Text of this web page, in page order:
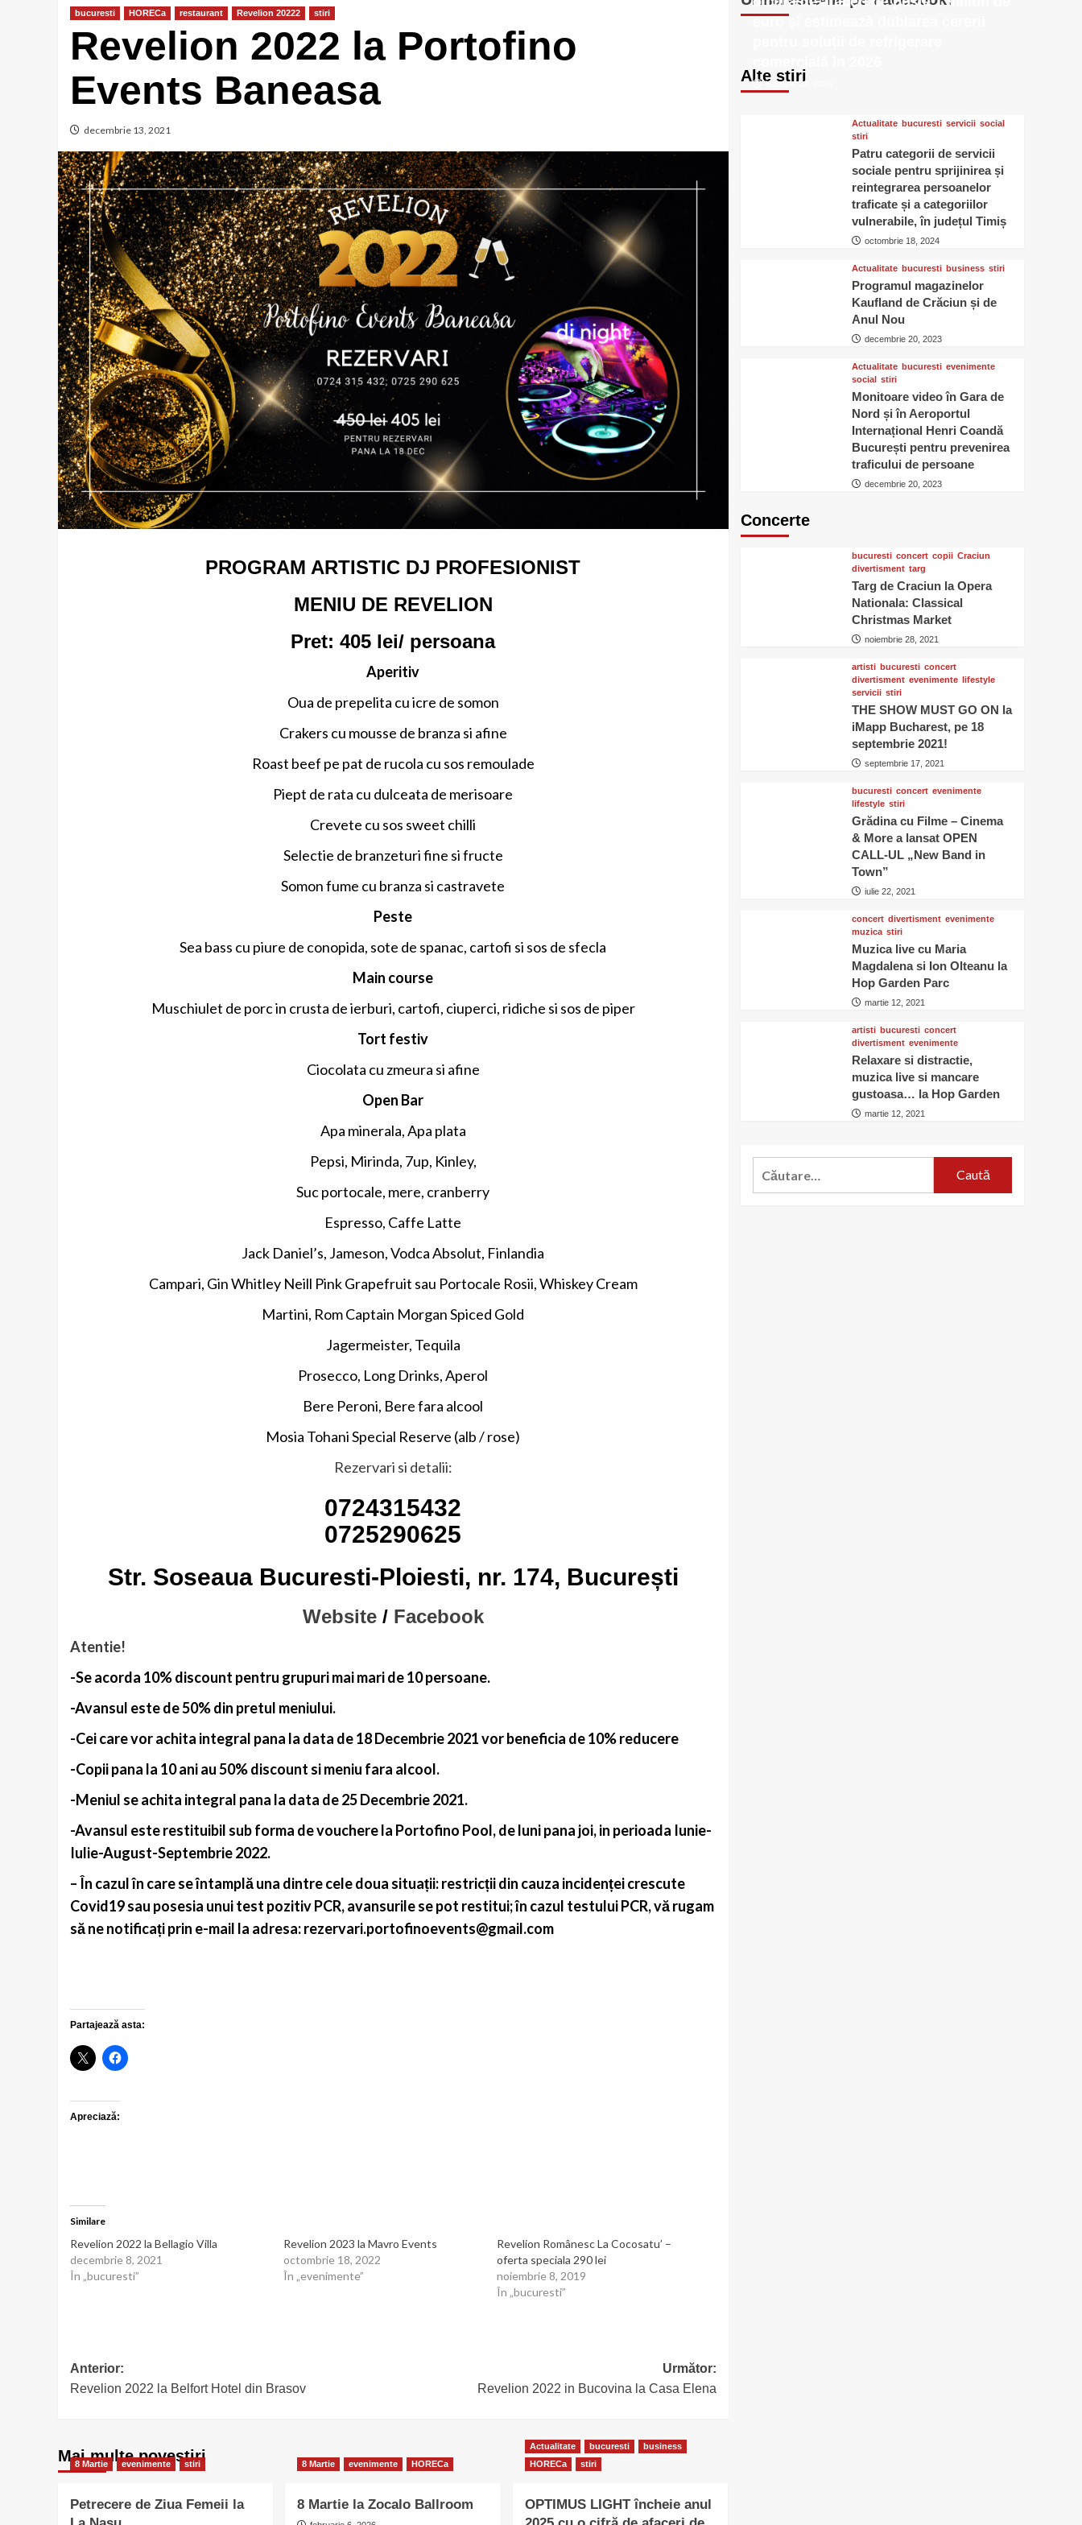
bucuresti HORECa restaurant Revelion 20222 stiri
Revelion 2022 la Portofino
Events Baneasa
decembrie 13, 2021
PROGRAM ARTISTIC DJ PROFESIONIST
MENIU DE REVELION
Pret: 405 lei/ persoana
Aperitiv
Oua de prepelita cu icre de somon
Crakers cu mousse de branza si afine
Roast beef pe pat de rucola cu sos remoulade
Piept de rata cu dulceata de merisoare
Crevete cu sos sweet chilli
Selectie de branzeturi fine si fructe
Somon fume cu branza si castravete
Peste
Sea bass cu piure de conopida, sote de spanac, cartofi si sos de sfecla
Main course
Muschiulet de porc in crusta de ierburi, cartofi, ciuperci, ridiche si sos de piper
Tort festiv
Ciocolata cu zmeura si afine
Open Bar
Apa minerala, Apa plata
Pepsi, Mirinda, 7up, Kinley,
Suc portocale, mere, cranberry
Espresso, Caffe Latte
Jack Daniel’s, Jameson, Vodca Absolut, Finlandia
Campari, Gin Whitley Neill Pink Grapefruit sau Portocale Rosii, Whiskey Cream
Martini, Rom Captain Morgan Spiced Gold
Jagermeister, Tequila
Prosecco, Long Drinks, Aperol
Bere Peroni, Bere fara alcool
Mosia Tohani Special Reserve (alb / rose)
Rezervari si detalii:
0724315432
0725290625
Str. Soseaua Bucuresti-Ploiesti, nr. 174, București
Website/ Facebook
Atentie!
-Se acorda 10% discount pentru grupuri mai mari de 10 persoane.
-Avansul este de 50% din pretul meniului.
-Cei care vor achita integral pana la data de 18 Decembrie 2021 vor beneficia de 10% reducere
-Copii pana la 10 ani au 50% discount si meniu fara alcool.
-Meniul se achita integral pana la data de 25 Decembrie 2021.
-Avansul este restituibil sub forma de vouchere la Portofino Pool, de luni pana joi, in perioada Iunie-
Iulie-August-Septembrie 2022.
– În cazul în care se întamplă una dintre cele doua situații: restricții din cauza incidenței crescute
Covid19 sau posesia unui test pozitiv PCR, avansurile se pot restitui; în cazul testului PCR, vă rugam
să ne notificați prin e-mail la adresa: rezervari.portofinoevents@gmail.com
Partajează asta:
Apreciază:
Similare
Revelion 2022 la Bellagio Villa
decembrie 8, 2021
În „bucuresti”
Revelion 2023 la Mavro Events
octombrie 18, 2022
În „evenimente”
Revelion Românesc La Cocosatu’ –
oferta speciala 290 lei
noiembrie 8, 2019
În „bucuresti”
Post
navigation
Anterior:
Revelion 2022 la Belfort Hotel din Brasov
Următor:
Revelion 2022 in Bucovina la Casa Elena
Mai multe povestiri
8 Martie evenimente stiri
Petrecere de Ziua Femeii la
8 Martie evenimente HORECa
8 Martie la Zocalo Ballroom
Actualitate bucuresti
business
HORECa
stiri
OPTIMUS LIGHT încheie anul
Alte stiri
euro și estimează dublarea cererii
ianuarie 23, 2026
Actualitate bucuresti servicii social
stiri
Patru categorii de servicii
sociale pentru sprijinirea și
reintegrarea persoanelor
traficate și a categoriilor
vulnerabile, în județul Timiș
octombrie 18, 2024
Actualitate bucuresti business stiri
Programul magazinelor
Kaufland de Crăciun și de
Anul Nou
decembrie 20, 2023
Actualitate bucuresti evenimente
social stiri
Monitoare video în Gara de
Nord și în Aeroportul
Internațional Henri Coandă
București pentru prevenirea
traficului de persoane
decembrie 20, 2023
Concerte
bucuresti concert copii Craciun
divertisment targ
Targ de Craciun la Opera
Nationala: Classical
Christmas Market
noiembrie 28, 2021
artisti bucuresti concert
divertisment evenimente lifestyle
servicii stiri
THE SHOW MUST GO ON la
iMapp Bucharest, pe 18
septembrie 2021!
septembrie 17, 2021
bucuresti concert evenimente
lifestyle stiri
Grădina cu Filme – Cinema
& More a lansat OPEN
CALL-UL „New Band in
Town”
iulie 22, 2021
concert divertisment evenimente
muzica stiri
Muzica live cu Maria
Magdalena si Ion Olteanu la
Hop Garden Parc
martie 12, 2021
artisti bucuresti concert
divertisment evenimente
Relaxare si distractie,
muzica live si mancare
gustoasa… la Hop Garden
martie 12, 2021
Caută